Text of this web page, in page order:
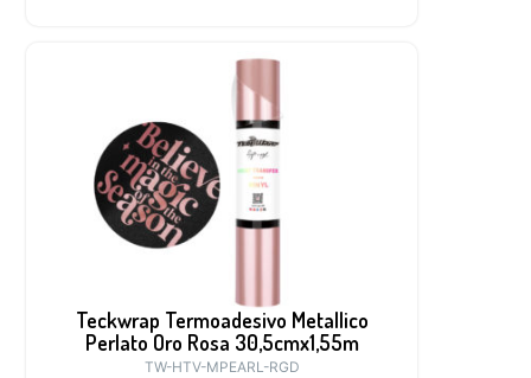
Teckwrap Termoadesivo Metallico
Perlato Oro Rosa 30,5cmx1,55m
TW-HTV-MPEARL-RGD